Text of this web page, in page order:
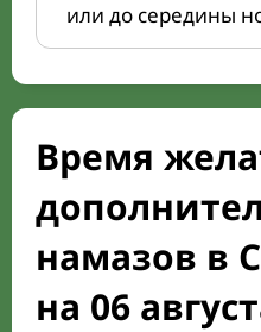
или до середины
Время
намазов в
на 06